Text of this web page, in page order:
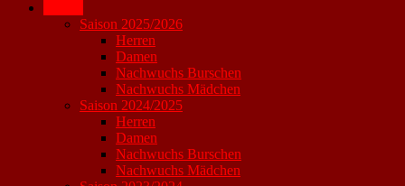
Saison 2025/2026
Herren
Damen
Nachwuchs Burschen
Nachwuchs Mädchen
Saison 2024/2025
Herren
Damen
Nachwuchs Burschen
Nachwuchs Mädchen